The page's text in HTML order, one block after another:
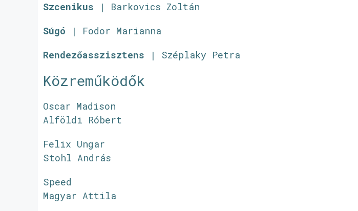
Szcenikus
| Barkovics Zoltán
Súgó
| Fodor Marianna
Rendezőasszisztens
| Széplaky Petra
Közreműködők
Oscar Madison
Alföldi Róbert
Felix Ungar
Stohl András
Speed
Magyar Attila